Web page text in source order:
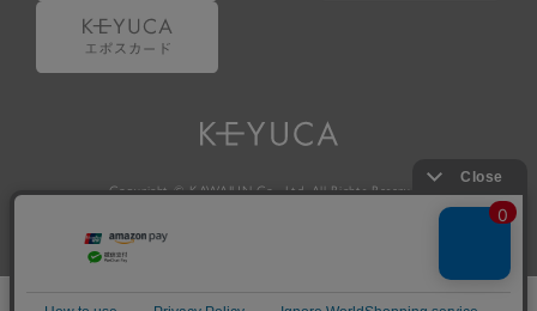
Copyright © KAWAJUN Co., Ltd. All Rights Reserved.